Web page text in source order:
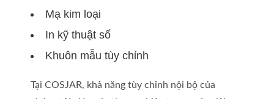
Mạ kim loại
In kỹ thuật số
Khuôn mẫu tùy chỉnh
Tại COSJAR, khả năng tùy chỉnh nội bộ của